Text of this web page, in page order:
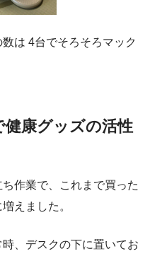
は 4台でそろそろマック
康グッズの活性
作業で、これまで買った
えました。
、デスクの下に置いてお